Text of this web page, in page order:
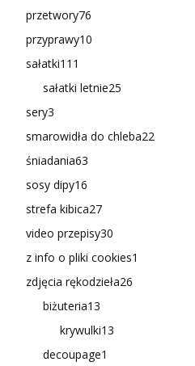
przetwory76
przyprawy10
sałatki111
sałatki letnie25
sery3
smarowidła do chleba22
śniadania63
sosy dipy16
strefa kibica27
video przepisy30
z info o pliki cookies1
zdjęcia rękodzieła26
biżuteria13
krywulki13
decoupage1